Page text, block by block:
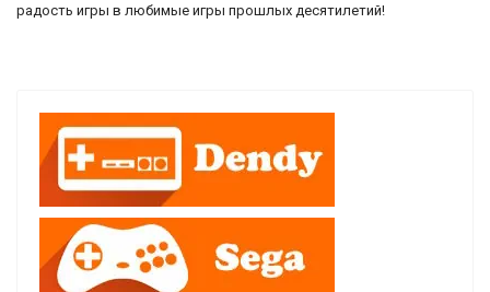
радость игры в любимые игры прошлых десятилетий!